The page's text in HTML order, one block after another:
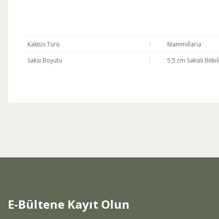
Kaktüs Türü :
Mammillaria
Saksı Boyutu
: 5,5 cm Saksılı
E-Bültene Kayıt Olun